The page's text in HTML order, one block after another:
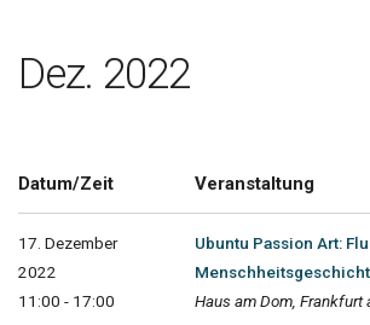
Dez. 2022
Datum/Zeit Veranstaltung
17. Dezember
2022
11:00 - 17:00
Ubuntu Passion Art:
Haus am Dom, Frankfurt